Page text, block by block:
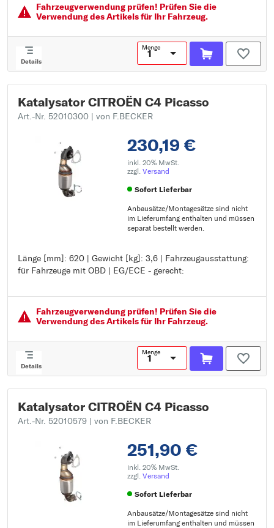
Fahrzeugver­wendung prüfen! Prüfen Sie die
Verwendung des Artikels für Ihr Fahrzeug.
Details
Menge
Katalysator CITROËN C4 Picasso
Art.-Nr. 52010300 | von F.BECKER
230,19 €
inkl. 20% MwSt.
zzgl. Versand
Sofort Lieferbar
Anbausätze/Montagesätze sind nicht
im Lieferumfang enthalten und müssen
separat bestellt werden.
Länge [mm]: 620 | Gewicht [kg]: 3,6 | Fahrzeugausstattung:
für Fahrzeuge mit OBD | EG/ECE - gerecht:
Länge [mm]: 620
Gewicht [kg]: 3,6
EG/ECE - gerecht:
Fahrzeugver­wendung prüfen! Prüfen Sie die
Verwendung des Artikels für Ihr Fahrzeug.
Details
Menge
Katalysator CITROËN C4 Picasso
Art.-Nr. 52010579 | von F.BECKER
251,90 €
inkl. 20% MwSt.
zzgl. Versand
Sofort Lieferbar
Anbausätze/Montagesätze sind nicht
im Lieferumfang enthalten und müssen